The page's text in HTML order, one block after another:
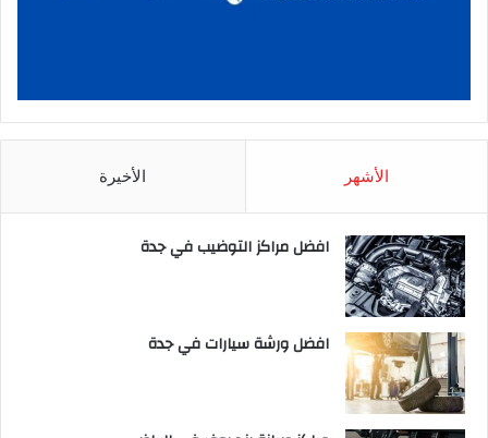
الأشهر الأخيرة
افضل مراكز التوضيب في جدة
افضل ورشة سيارات في جدة